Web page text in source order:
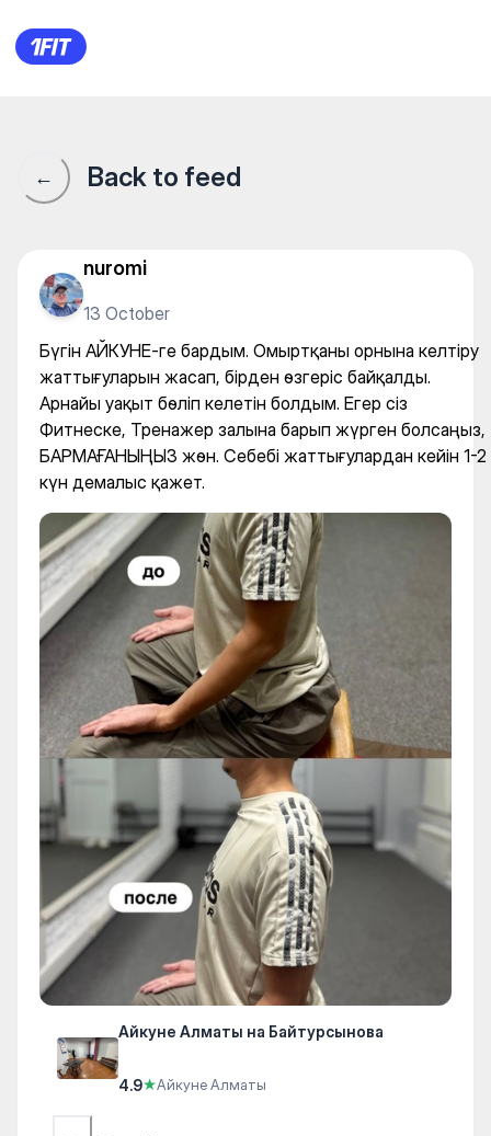
Айкуне Алматы на
← Back to feed
nuromi
13 October
Бүгін АЙКУНЕ-ге бардым. Омыртқаны орнына келтіру
жаттығуларын жасап, бірден өзгеріс байқалды.
Арнайы уақыт бөліп келетін болдым. Егер сіз
Фитнеске, Тренажер залына барып жүрген болсаңыз,
БАРМАҒАНЫҢЫЗ жөн. Себебі жаттығулардан кейін 1-2
күн демалыс қажет.
Айкуне Алматы на Байтурсынова
4.9★Айкуне Алматы